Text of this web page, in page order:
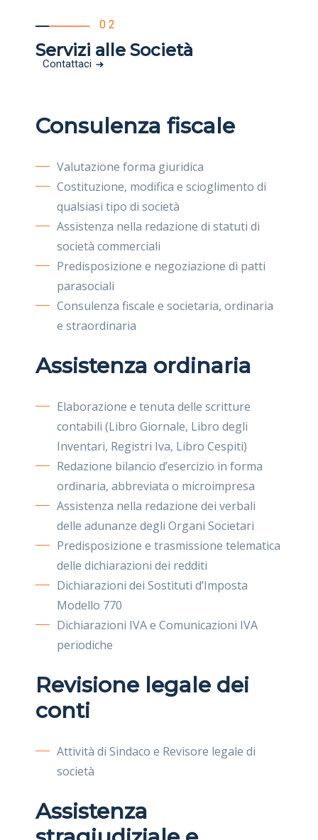
02
Servizi alle Società
Contattaci
Consulenza fiscale
Valutazione forma giuridica
Costituzione, modifica e scioglimento di
qualsiasi tipo di società
Assistenza nella redazione di statuti di
società commerciali
Predisposizione e negoziazione di patti
parasociali
Consulenza fiscale e societaria, ordinaria
e straordinaria
Assistenza ordinaria
Elaborazione e tenuta delle scritture
contabili (Libro Giornale, Libro degli
Inventari, Registri Iva, Libro Cespiti)
Redazione bilancio d’esercizio in forma
ordinaria, abbreviata o microimpresa
Assistenza nella redazione dei verbali
delle adunanze degli Organi Societari
Predisposizione e trasmissione telematica
delle dichiarazioni dei redditi
Dichiarazioni dei Sostituti d’Imposta
Modello 770
Dichiarazioni IVA e Comunicazioni IVA
periodiche
Revisione legale dei
conti
Attività di Sindaco e Revisore legale di
società
Assistenza